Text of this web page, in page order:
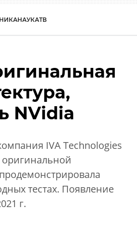
НАУКАТВ
NVidia
IVA Technologies
тестах. Появление
г.